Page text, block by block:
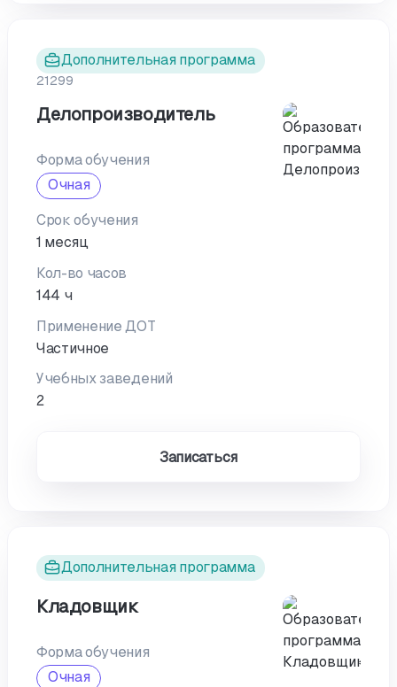
Дополнительная программа
21299
Делопроизводитель
Форма обучения
Очная
Срок обучения
1 месяц
Кол-во часов
144 ч
Применение ДОТ
Частичное
Учебных заведений
2
Записаться
Дополнительная программа
Кладовщик
Форма обучения
Очная